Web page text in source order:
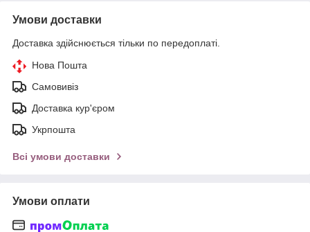
Умови доставки
Доставка здійснюється тільки по передоплаті.
Нова Пошта
Самовивіз
Доставка кур'єром
Укрпошта
Всі умови доставки
Умови оплати